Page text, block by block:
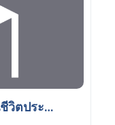
การประยุกต์ใช้ระบบไอโอทีในชีวิตประจำวัน